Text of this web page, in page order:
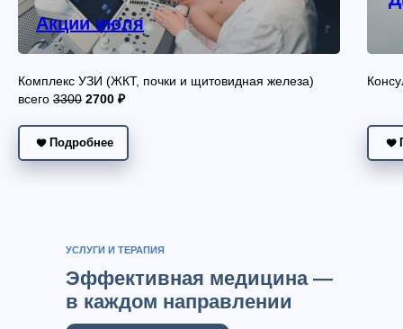
Акции июля
Комплекс УЗИ (ЖКТ, почки и щитовидная железа)
всего 3300 2700 ₽
Подробнее
Эффективная медицина —
в каждом направлении
УСЛУГИ И ТЕРАПИЯ